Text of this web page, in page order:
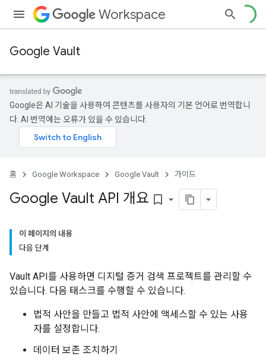
Workspace
Google Vault
Google은 AI 기술을 사용하여 콘텐츠를 사용자의 기본 언어로 번역합니
다. AI 번역에는 오류가 있을 수 있습니다.
홈 Google Workspace Google Vault 가이드
Google Vault API 개요 bookmark_border
이 페이지의 내용
다음 단계
Vault API를 사용하면 디지털 증거 검색 프로젝트를 관리할 수
있습니다. 다음 태스크를 수행할 수 있습니다.
법적 사안을 만들고 법적 사안에 액세스할 수 있는 사용
자를 설정합니다.
데이터 보존 조치하기